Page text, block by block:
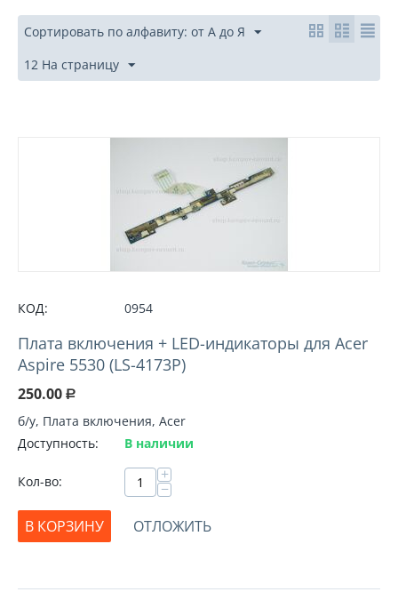
Сортировать по алфавиту: от А до Я
12 На страницу
КОД: 0954
Плата включения + LED-индикаторы для Acer
Aspire 5530 (LS-4173P)
250.00 Р
б/у, Плата включения, Acer
Доступность:
В наличии
Кол-во: +
−
В КОРЗИНУ
ОТЛОЖИТЬ